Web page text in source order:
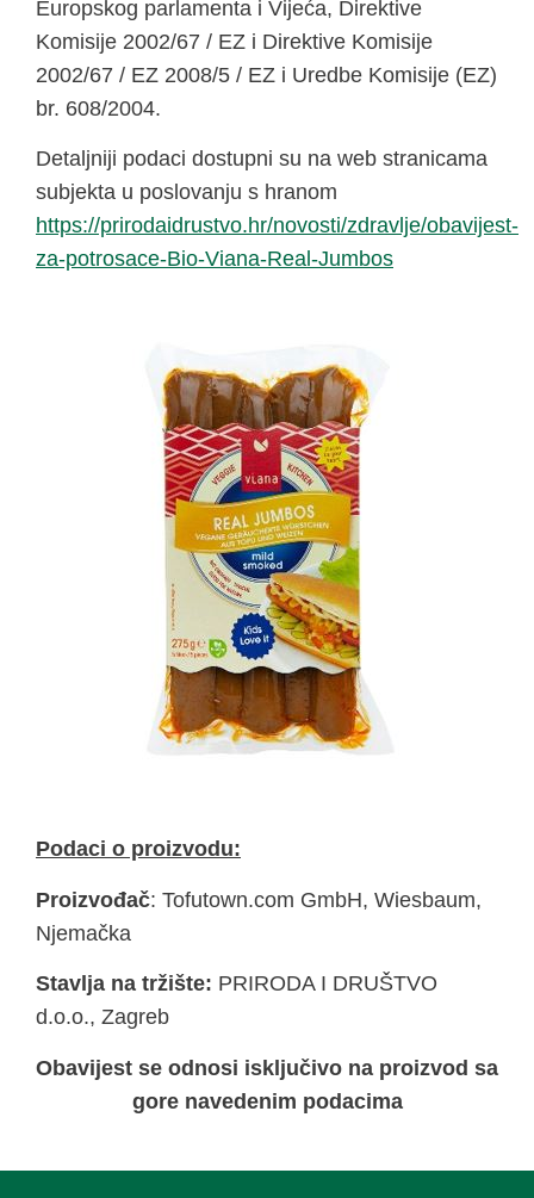
Europskog parlamenta i Vijeća, Direktive
Komisije 2002/67 / EZ i Direktive Komisije
2002/67 / EZ 2008/5 / EZ i Uredbe Komisije (EZ)
br. 608/2004.
Detaljniji podaci dostupni su na web stranicama
subjekta u poslovanju s hranom
https://prirodaidrustvo.hr/novosti/zdravlje/obavijest-
za-potrosace-Bio-Viana-Real-Jumbos
Podaci o proizvodu:
Proizvođač: Tofutown.com GmbH, Wiesbaum,
Njemačka
Stavlja na tržište: PRIRODA I DRUŠTVO
d.o.o., Zagreb
Obavijest se odnosi isključivo na proizvod sa
gore navedenim podacima